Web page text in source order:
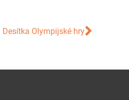
Desítka Olympijské hry